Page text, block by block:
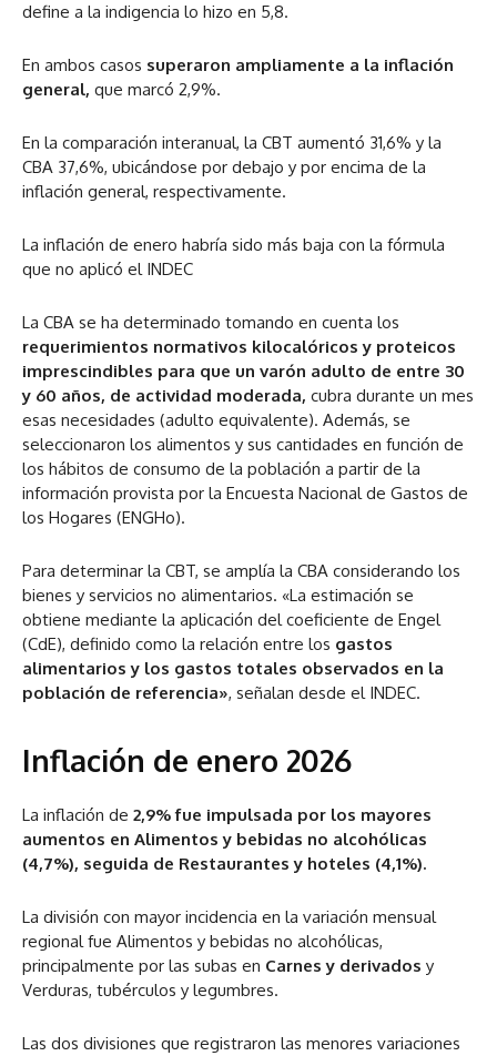
define a la indigencia lo hizo en 5,8.
En ambos casos superaron ampliamente a la inflación
general, que marcó 2,9%.
En la comparación interanual, la CBT aumentó 31,6% y la
CBA 37,6%, ubicándose por debajo y por encima de la
inflación general, respectivamente.
La inflación de enero habría sido más baja con la fórmula
que no aplicó el INDEC
La CBA se ha determinado tomando en cuenta los
requerimientos normativos kilocalóricos y proteicos
imprescindibles para que un varón adulto de entre 30
y 60 años, de actividad moderada, cubra durante un mes
esas necesidades (adulto equivalente). Además, se
seleccionaron los alimentos y sus cantidades en función de
los hábitos de consumo de la población a partir de la
información provista por la Encuesta Nacional de Gastos de
los Hogares (ENGHo).
Para determinar la CBT, se amplía la CBA considerando los
bienes y servicios no alimentarios. «La estimación se
obtiene mediante la aplicación del coeficiente de Engel
(CdE), definido como la relación entre los gastos
alimentarios y los gastos totales observados en la
población de referencia», señalan desde el INDEC.
Inflación de enero 2026
La inflación de 2,9% fue impulsada por los mayores
aumentos en Alimentos y bebidas no alcohólicas
(4,7%), seguida de Restaurantes y hoteles (4,1%).
La división con mayor incidencia en la variación mensual
regional fue Alimentos y bebidas no alcohólicas,
principalmente por las subas en Carnes y derivados y
Verduras, tubérculos y legumbres.
Las dos divisiones que registraron las menores variaciones